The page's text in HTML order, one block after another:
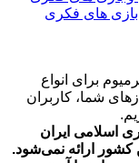
برای انواع
شما، کاربران
اسلامی ایران
ارائه نمی‌شود.